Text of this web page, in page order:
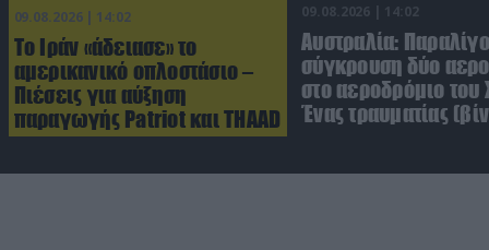
09.08.2026 | 14:02
Το Ιράν «άδειασε» το
αμερικανικό οπλοστάσιο –
Πιέσεις για αύξηση
παραγωγής Patriot και THAAD
09.08.2026 | 14:02
Αυστραλία: Παραλίγο
σύγκρουση δύο
στο αεροδρόμιο του
Ένας τραυματίας